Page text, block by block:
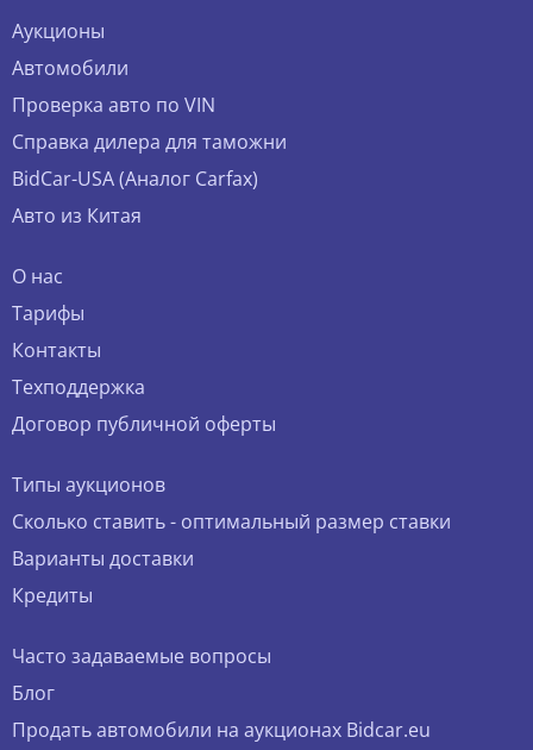
Аукционы
Автомобили
Проверка авто по VIN
Справка дилера для таможни
BidCar-USA (Аналог Carfax)
Авто из Китая
О нас
Тарифы
Контакты
Техподдержка
Договор публичной оферты
Типы аукционов
Сколько ставить - оптимальный размер ставки
Варианты доставки
Кредиты
Часто задаваемые вопросы
Блог
Продать автомобили на аукционах Bidcar.eu